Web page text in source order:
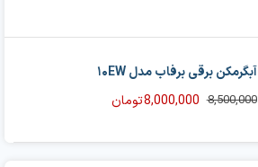
آبگرمکن برقی برفاب مدل ۱۰EW
8,500,000
قیمت
8,500,000 تومان
8,000,000تومان
قیمت
8,000,000 تومان